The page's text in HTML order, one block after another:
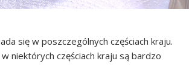
się w poszczególnych częściach kraju.
niektórych częściach kraju są bardzo